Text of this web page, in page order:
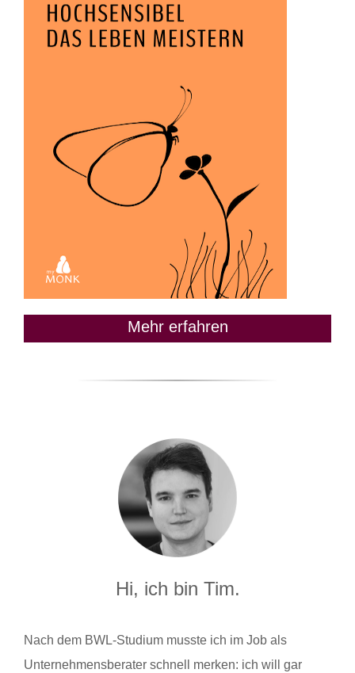
Mehr erfahren
Hi, ich bin Tim.
Nach dem BWL-Studium musste ich im Job als
Unternehmensberater schnell merken: ich will gar